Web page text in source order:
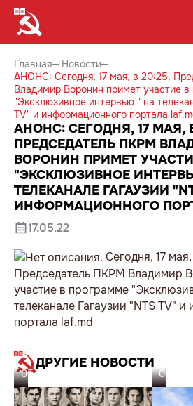
Главная
Новости
АНОНС: Сегодня, 17 мая, в 20:25,
Владимир Воронин примет участие
"Эксклюзивное интервью " на
TV" и информационного портала
АНОНС: СЕГОДНЯ, 17 МАЯ,
ПРЕДСЕДАТЕЛЬ ПКРМ
ВОРОНИН ПРИМЕТ
"ЭКСКЛЮЗИВНОЕ
ТЕЛЕКАНАЛЕ ГАГАУЗИИ
ИНФОРМАЦИОННОГО
17.05.22
Сегодня, 17
Председатель ПКРМ Владимир
участие в программе
телеканале Гагаузии "NTS TV"
портала laf.md
ДРУГИЕ НОВОСТИ
05.08.26